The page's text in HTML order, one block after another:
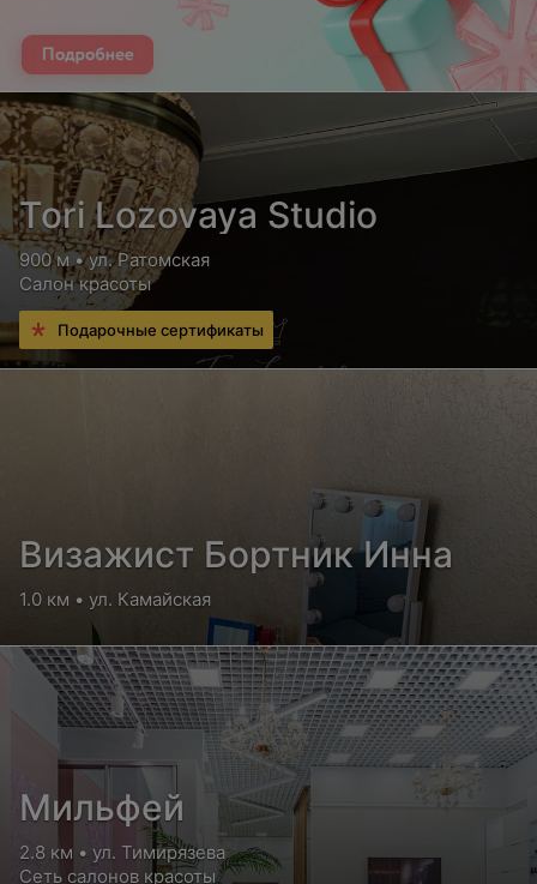
Tori Lozovaya Studio
900 м • ул. Ратомская
Салон красоты
Подарочные сертификаты
Визажист Бортник Инна
1.0 км • ул. Камайская
Мильфей
2.8 км • ул. Тимирязева
Сеть салонов красоты